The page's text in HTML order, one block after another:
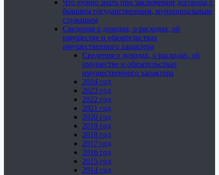
Что нужно знать при заключении договора с
бывшим государственным, муниципальным
служащим
Сведения о доходах, о расходах, об
имуществе и обязательствах
имущественного характера
Сведения о доходах, о расходах, об
имуществе и обязательствах
имущественного характера
2024 год
2023 год
2022 год
2021 год
2020 год
2019 год
2018 год
2017 год
2016 год
2015 год
2014 год